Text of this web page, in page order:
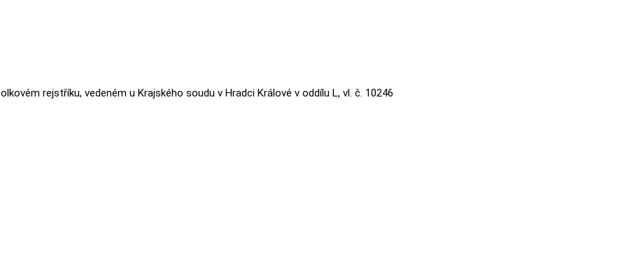
rejstříku, vedeném u Krajského soudu v Hradci Králové v oddílu L, vl. č. 10246